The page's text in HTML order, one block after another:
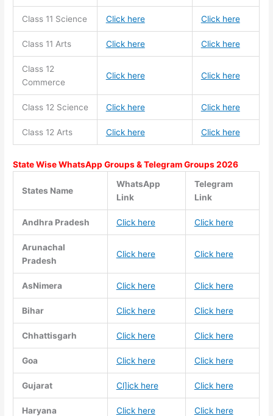
Class 11 Science Click here Click here
Class 11 Arts Click here Click here
Class 12
Commerce
Click here Click here
Class 12 Science Click here Click here
Class 12 Arts Click here Click here
State Wise WhatsApp Groups & Telegram Groups 2026
States Name
WhatsApp
Link
Telegram
Link
Andhra Pradesh Click here Click here
Arunachal
Pradesh
Click here Click here
AsNimera Click here Click here
Bihar Click here Click here
Chhattisgarh Click here Click here
Goa Click here Click here
Gujarat Cl]ick here Click here
Haryana Click here Click here